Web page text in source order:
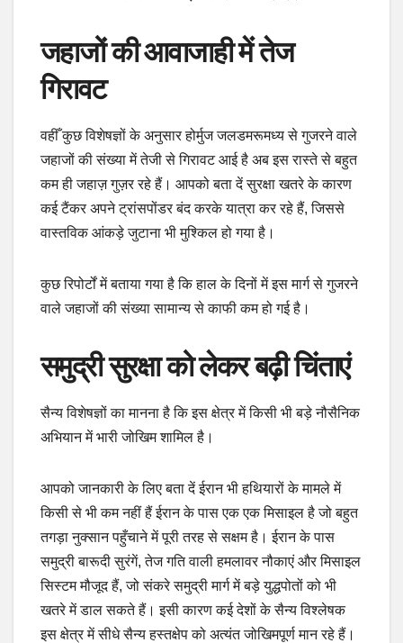
जहाजों की आवाजाही में तेज
गिरावट
वहीँ कुछ विशेषज्ञों के अनुसार होर्मुज जलडमरूमध्य से गुजरने वाले
जहाजों की संख्या में तेजी से गिरावट आई है अब इस रास्ते से बहुत
कम ही जहाज़ गुज़र रहे हैं। आपको बता दें सुरक्षा खतरे के कारण
कई टैंकर अपने ट्रांसपोंडर बंद करके यात्रा कर रहे हैं, जिससे
वास्तविक आंकड़े जुटाना भी मुश्किल हो गया है।
कुछ रिपोर्टों में बताया गया है कि हाल के दिनों में इस मार्ग से गुजरने
वाले जहाजों की संख्या सामान्य से काफी कम हो गई है।
समुद्री सुरक्षा को लेकर बढ़ी चिंताएं
सैन्य विशेषज्ञों का मानना है कि इस क्षेत्र में किसी भी बड़े नौसैनिक
अभियान में भारी जोखिम शामिल है।
आपको जानकारी के लिए बता दें ईरान भी हथियारों के मामले में
किसी से भी कम नहीं हैं ईरान के पास एक एक मिसाइल है जो बहुत
तगड़ा नुक्सान पहुँचाने में पूरी तरह से सक्षम है। ईरान के पास
समुद्री बारूदी सुरंगें, तेज गति वाली हमलावर नौकाएं और मिसाइल
सिस्टम मौजूद हैं, जो संकरे समुद्री मार्ग में बड़े युद्धपोतों को भी
खतरे में डाल सकते हैं। इसी कारण कई देशों के सैन्य विश्लेषक
इस क्षेत्र में सीधे सैन्य हस्तक्षेप को अत्यंत जोखिमपूर्ण मान रहे हैं।